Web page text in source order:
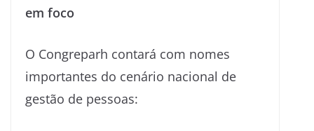
em foco
O Congreparh contará com nomes
importantes do cenário nacional de
gestão de pessoas: